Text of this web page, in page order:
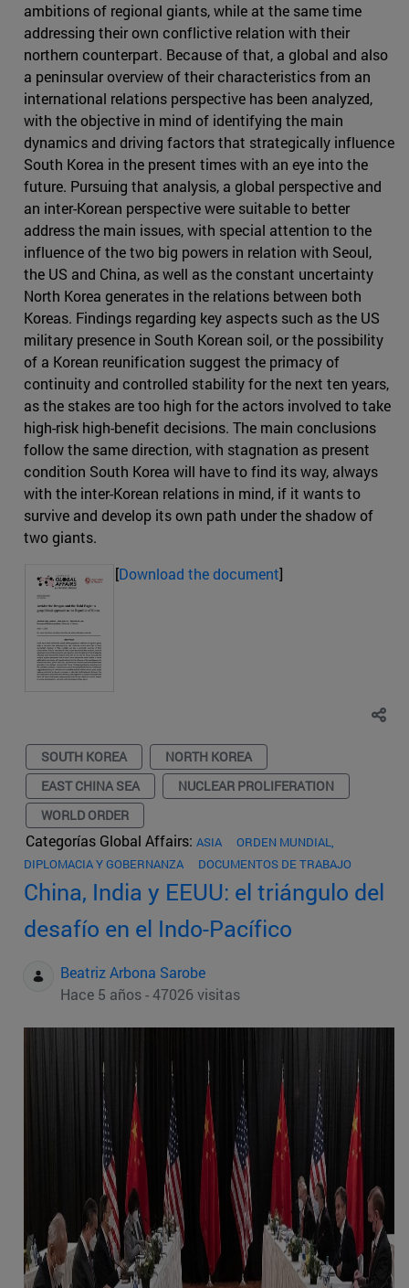
ambitions of regional giants, while at the same time
addressing their own conflictive relation with their
northern counterpart. Because of that, a global and also
a peninsular overview of their characteristics from an
international relations perspective has been analyzed,
with the objective in mind of identifying the main
dynamics and driving factors that strategically influence
South Korea in the present times with an eye into the
future. Pursuing that analysis, a global perspective and
an inter-Korean perspective were suitable to better
address the main issues, with special attention to the
influence of the two big powers in relation with Seoul,
the US and China, as well as the constant uncertainty
North Korea generates in the relations between both
Koreas. Findings regarding key aspects such as the US
military presence in South Korean soil, or the possibility
of a Korean reunification suggest the primacy of
continuity and controlled stability for the next ten years,
as the stakes are too high for the actors involved to take
high-risk high-benefit decisions. The main conclusions
follow the same direction, with stagnation as present
condition South Korea will have to find its way, always
with the inter-Korean relations in mind, if it wants to
survive and develop its own path under the shadow of
two giants.
[Download the document]
SOUTH KOREA
NORTH KOREA
EAST CHINA SEA
NUCLEAR PROLIFERATION
WORLD ORDER
Categorías Global Affairs: ASIA
ORDEN MUNDIAL,
DIPLOMACIA Y GOBERNANZA
DOCUMENTOS DE TRABAJO
China, India y EEUU: el triángulo del
desafío en el Indo-Pacífico
Beatriz Arbona Sarobe
Hace 5 años - 47026 visitas